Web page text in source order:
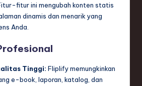
fitur ini mengubah konten statis
dinamis dan menarik yang
Anda.
Tinggi: Fliplify memungkinkan
e-book, laporan, katalog, dan